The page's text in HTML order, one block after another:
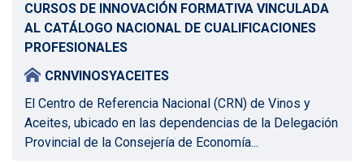
CURSOS DE INNOVACIÓN FORMATIVA VINCULADA
AL CATÁLOGO NACIONAL DE CUALIFICACIONES
PROFESIONALES
CRNVINOSYACEITES
El Centro de Referencia Nacional (CRN) de Vinos y
Aceites, ubicado en las dependencias de la Delegación
Provincial de la Consejería de Economía...